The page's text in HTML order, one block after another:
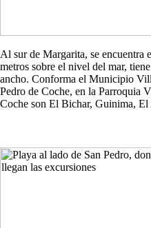
Al sur de Margarita, se encuentra
metros sobre el nivel del mar,
ancho. Conforma el Municipio
Pedro de Coche, en la Parroquia
Coche son El Bichar, Guinima,